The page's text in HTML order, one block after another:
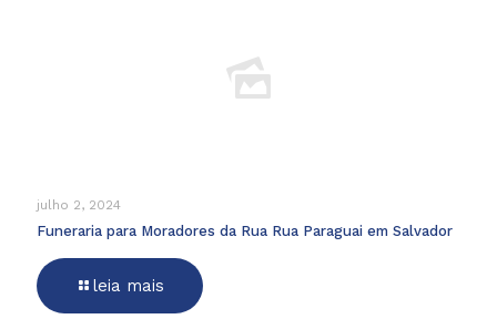
julho 2, 2024
Funeraria para Moradores da Rua Rua Paraguai em Salvador
leia mais